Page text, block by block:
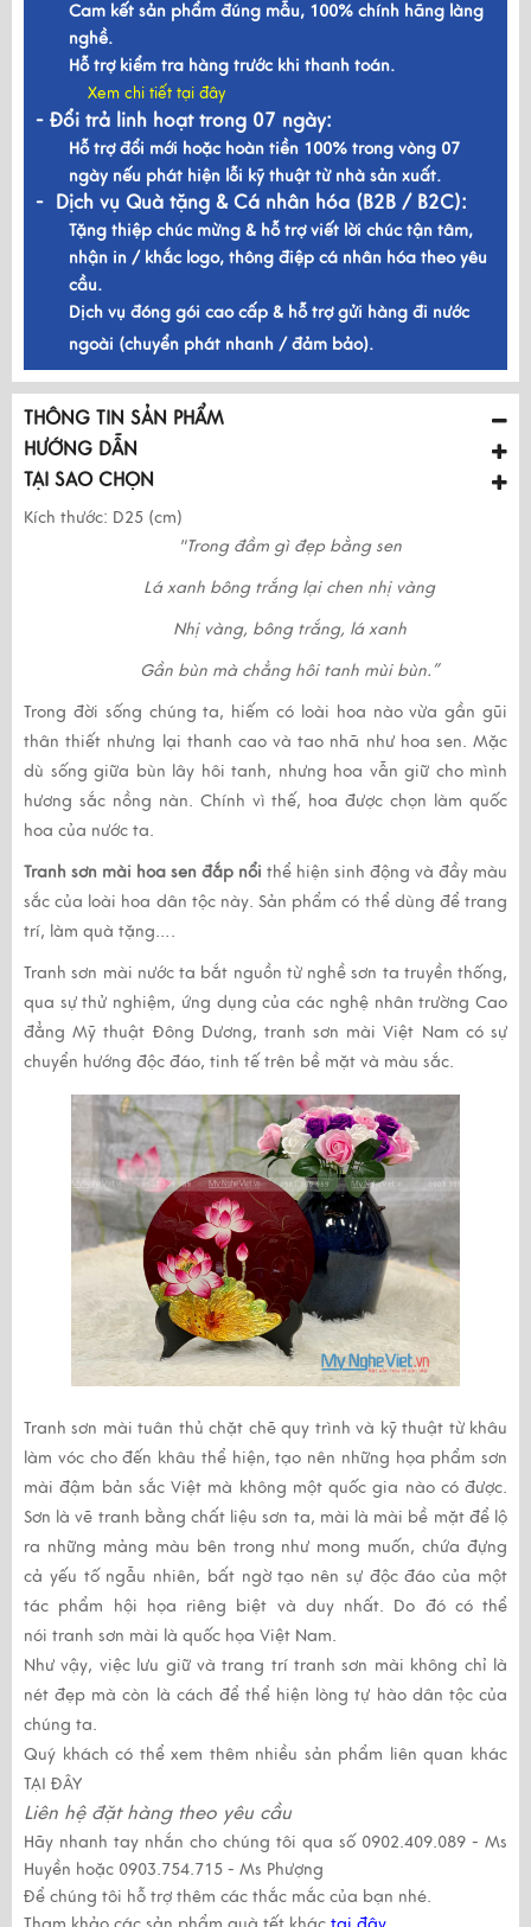
Cam kết sản phẩm đúng mẫu, 100% chính hãng làng
nghề.
Hỗ trợ kiểm tra hàng trước khi thanh toán.
Xem chi tiết tại đây
- Đổi trả linh hoạt trong 07 ngày:
Hỗ trợ đổi mới hoặc hoàn tiền 100% trong vòng 07
ngày nếu phát hiện lỗi kỹ thuật từ nhà sản xuất.
- Dịch vụ Quà tặng & Cá nhân hóa (B2B / B2C):
Tặng thiệp chúc mừng & hỗ trợ viết lời chúc tận tâm,
nhận in / khắc logo, thông điệp cá nhân hóa theo yêu
cầu.
Dịch vụ đóng gói cao cấp & hỗ trợ gửi hàng đi nước
ngoài (chuyển phát nhanh / đảm bảo).
THÔNG TIN SẢN PHẨM
HƯỚNG DẪN
TẠI SAO CHỌN
Kích thước: D25 (cm)
"Trong đầm gì đẹp bằng sen
Lá xanh bông trắng lại chen nhị vàng
Nhị vàng, bông trắng, lá xanh
Gần bùn mà chẳng hôi tanh mùi bùn.”
Trong đời sống chúng ta, hiếm có loài hoa nào vừa gần gũi
thân thiết nhưng lại thanh cao và tao nhã như hoa sen. Mặc
dù sống giữa bùn lây hôi tanh, nhưng hoa vẫn giữ cho mình
hương sắc nồng nàn. Chính vì thế, hoa được chọn làm quốc
hoa của nước ta.
Tranh sơn mài hoa sen đắp nổi thể hiện sinh động và đầy màu
sắc của loài hoa dân tộc này. Sản phẩm có thể dùng để trang
trí, làm quà tặng….
Tranh sơn mài nước ta bắt nguồn từ nghề sơn ta truyền thống,
qua sự thử nghiệm, ứng dụng của các nghệ nhân trường Cao
đẳng Mỹ thuật Đông Dương, tranh sơn mài Việt Nam có sự
chuyển hướng độc đáo, tinh tế trên bề mặt và màu sắc.
Tranh sơn mài tuân thủ chặt chẽ quy trình và kỹ thuật từ khâu
làm vóc cho đến khâu thể hiện, tạo nên những họa phẩm sơn
mài đậm bản sắc Việt mà không một quốc gia nào có được.
Sơn là vẽ tranh bằng chất liệu sơn ta, mài là mài bề mặt để lộ
ra những mảng màu bên trong như mong muốn, chứa đựng
cả yếu tố ngẫu nhiên, bất ngờ tạo nên sự độc đáo của một
tác phẩm hội họa riêng biệt và duy nhất. Do đó có thể
nói tranh sơn mài là quốc họa Việt Nam.
Như vậy, việc lưu giữ và trang trítranh sơn mài không chỉ là
nét đẹp mà còn là cách để thể hiện lòng tự hào dân tộc của
chúng ta.
Quý khách có thể xem thêm nhiều sản phẩm liên quan khác
TẠI ĐÂY
Liên hệ đặt hàng theo yêu cầu
Hãy nhanh tay nhắn cho chúng tôi qua số 0902.409.089 - Ms
Huyền hoặc 0903.754.715 - Ms Phượng
Để chúng tôi hỗ trợ thêm các thắc mắc của bạn nhé.